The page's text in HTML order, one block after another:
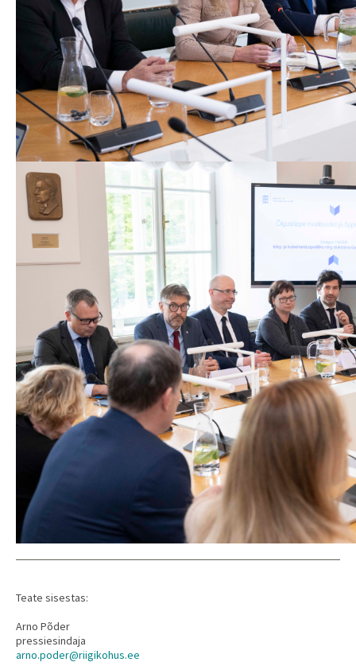
Teate sisestas:
Arno Põder
pressiesindaja
arno.poder@riigikohus.ee